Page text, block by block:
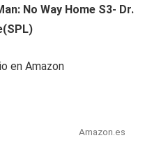
No Way Home S3- Dr.
en Amazon
Amazon.es